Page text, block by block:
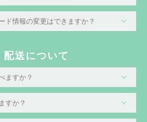
ド情報の変更はできますか？
配送について
ますか？
すか？